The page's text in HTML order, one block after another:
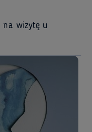
na wizytę u